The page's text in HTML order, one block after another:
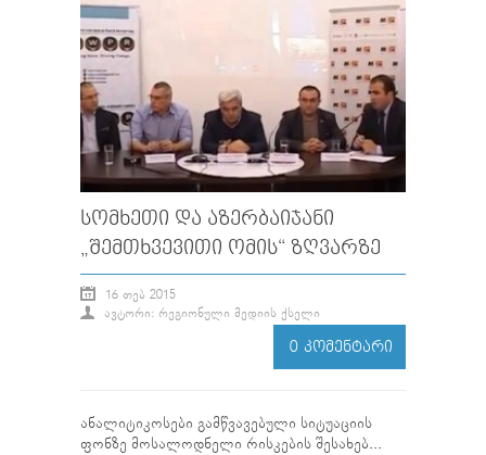
ᲡᲝᲛᲮᲔᲗᲘ ᲓᲐ ᲐᲖᲔᲠᲑᲐᲘᲯᲐᲜᲘ
„ᲨᲔᲛᲗᲮᲕᲔᲕᲘᲗᲘ ᲝᲛᲘᲡ“ ᲖᲦᲕᲐᲠᲖᲔ
16 ᲗᲔᲑ 2015
ᲐᲕᲢᲝᲠᲘ: ᲠᲔᲒᲘᲝᲜᲣᲚᲘ ᲛᲔᲓᲘᲘᲡ ᲥᲡᲔᲚᲘ
0 ᲙᲝᲛᲔᲜᲢᲐᲠᲘ
ანალიტიკოსები გამწვავებული სიტუაციის
ფონზე მოსალოდნელი რისკების შესახებ...